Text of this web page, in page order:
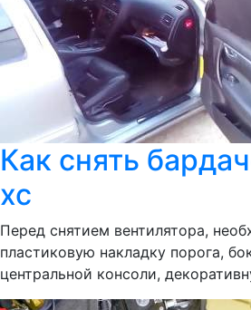
Как снять
xc
Перед снятием вентилятора,
пластиковую накладку порога,
центральной консоли,